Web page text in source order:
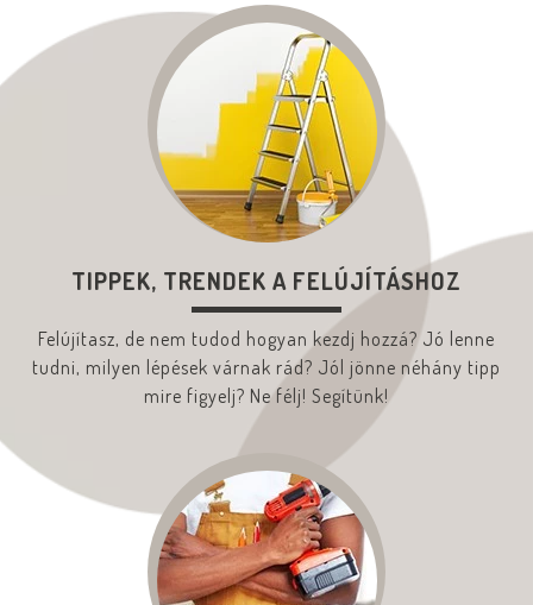
TIPPEK, TRENDEK A FELÚJÍTÁSHOZ
Felújítasz, de nem tudod hogyan kezdj hozzá? Jó lenne
tudni, milyen lépések várnak rád? Jól jönne néhány tipp
mire figyelj? Ne félj! Segítünk!